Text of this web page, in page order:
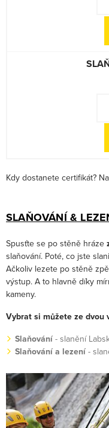
Kdy dostanete certifikát?
SLAŇOVÁNÍ &
Spusťte se po stěně hráze
slaňování. Poté, co jste
Ačkoliv lezete po stěně
výstup. A to hlavně díky
kameny.
Vybrat si můžete ze dvou
Slaňování - slanění
Slaňování a lezení -